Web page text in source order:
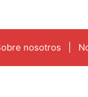
nosotros